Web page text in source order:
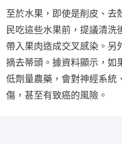
至於水果，即使是削皮、去
民吃這些水果前，提議清洗
帶入果肉造成交叉感染。另
摘去蒂頭。據資料顯示，如
低劑量農藥，會對神經系統
傷，甚至有致癌的風險。